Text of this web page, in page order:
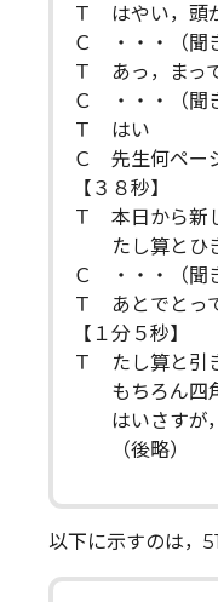
Ｔ はやい，頭
Ｃ ・・・（聞
Ｔ あっ，まっ
Ｃ ・・・（聞
Ｔ はい
Ｃ 先生何ペー
【３８秒】
Ｔ 本日から新
たし算とひ
Ｃ ・・・（聞
Ｔ あとでとっ
【１分５秒】
Ｔ たし算と引
もちろん四角
はいさすが
（後略）
以下に示すのは，